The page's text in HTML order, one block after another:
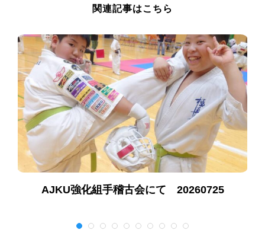
関連記事はこちら
AJKU強化組手稽古会にて 20260725